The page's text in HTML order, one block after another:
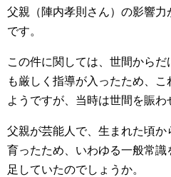
父親（陣内孝則さん）の影響
です。
この件に関しては、世間から
も厳しく指導が入ったため、
ようですが、当時は世間を賑わ
父親が芸能人で、生まれた頃
育ったため、いわゆる一般常
足していたのでしょうか。